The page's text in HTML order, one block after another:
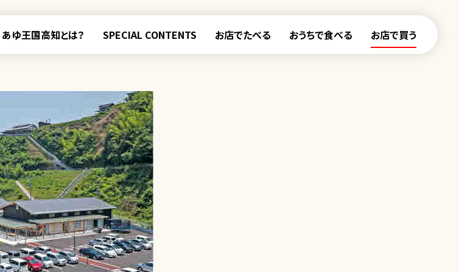
あゆ王国高知とは？ SPECIAL CONTENTS お店でたべる おうちで食べる お店で買う